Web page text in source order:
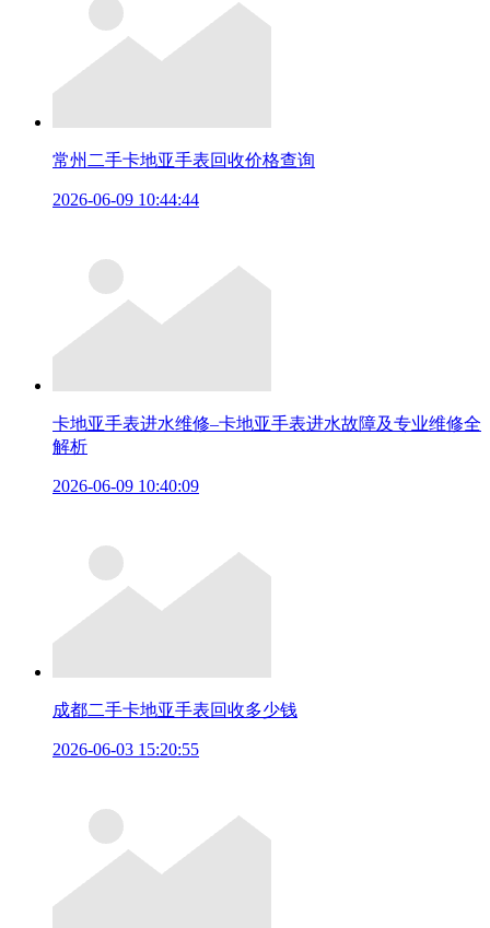
常州二手卡地亚手表回收价格查询
2026-06-09 10:44:44
卡地亚手表进水维修–卡地亚手表进水故障及专业维修全
解析
2026-06-09 10:40:09
成都二手卡地亚手表回收多少钱
2026-06-03 15:20:55